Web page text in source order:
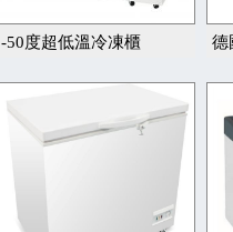
-50度超低溫冷凍櫃 德